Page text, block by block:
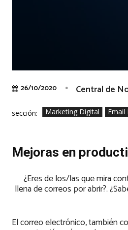
26/10/2020 Central de
sección: Marketing Digital Email
Mejoras en
¿Eres de los/las que mira
llena de correos por abrir?.
El correo electrónico, también